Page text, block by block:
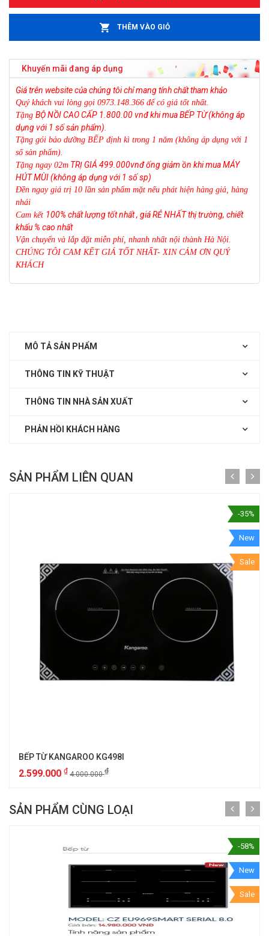
THÊM VÀO GIỎ
Khuyến mãi đang áp dụng
Giá trên website của chúng tôi chỉ mang tính chất tham khảo
Quý khách vui lòng gọi 0973.148.366 để có giá tốt nhất.
Tặng BỘ NỒI CAO CẤP 1.800.00 vnđkhi mua BẾP TỪ (không áp
dụng với 1 số sản phẩm).
Tặng gói bảo dưỡng BẾP định kì trong 1 năm (không áp dụng với 1
số sản phẩm).
Tặng ngay 02m TRỊ GIÁ 499.000vnđống giảm ồn khi mua MÁY
HÚT MÙI (không áp dụng với 1 sốsp)
Đền ngay giá trị 10 lần sản phẩm mặt nếu phát hiện hàng giả, hàng
nhái
Cam kết 100% chất lượng tốt nhất , giá RẺ NHẤT thị trường, chiết
khấu % cao nhất
Vận chuyển và lắp đặt miễn phí, nhanh nhất nội thành Hà Nội.
CHÚNG TÔI CAM KẾT GIÁ TỐT NHẤT- XIN CẢM ƠN QUÝ
KHÁCH
MÔ TẢ SẢN PHẨM
THÔNG TIN KỸ THUẬT
THÔNG TIN NHÀ SẢN XUẤT
PHẢN HỒI KHÁCH HÀNG
SẢN PHẨM LIÊN QUAN
-35%
New
Sale
BẾP TỪ KANGAROO KG498I
2.599.000 ₫ 4.000.000₫
SẢN PHẨM CÙNG LOẠI
-58%
New
Sale